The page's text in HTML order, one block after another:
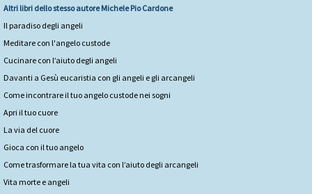
Altri libri dello stesso autoreMichele Pio Cardone
Il paradiso degli angeli
Meditare con l'angelo custode
Cucinare con l’aiuto degli angeli
Davanti a Gesù eucaristia con gli angeli e gli arcangeli
Come incontrare il tuo angelo custode nei sogni
Apri il tuo cuore
La via del cuore
Gioca con il tuo angelo
Come trasformare la tua vita con l’aiuto degli arcangeli
Vita morte e angeli